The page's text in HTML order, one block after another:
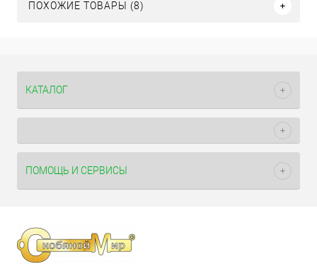
ПОХОЖИЕ ТОВАРЫ (8)
КАТАЛОГ
ПОМОЩЬ И СЕРВИСЫ